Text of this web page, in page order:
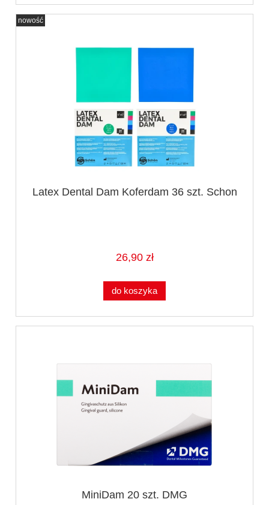
Latex Dental Dam Koferdam 36 szt. Schon
26,90 zł
do koszyka
nowość
MiniDam 20 szt. DMG